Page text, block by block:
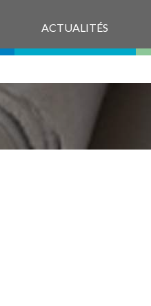
ACTUALITÉS